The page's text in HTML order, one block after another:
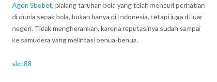
Agen Sbobet, pialang taruhan bola yang telah mencuri perhatian
di dunia sepak bola, bukan hanya di Indonesia, tetapi juga di luar
negeri. Tidak mengherankan, karena reputasinya sudah sampai
ke samudera yang melintasi benua-benua.
slot88